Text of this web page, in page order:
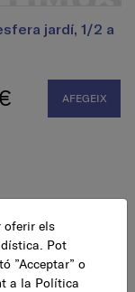
jardí, 1/2 a
AFEGEIX
oferir els
Pot
”Acceptar” o
a la Política